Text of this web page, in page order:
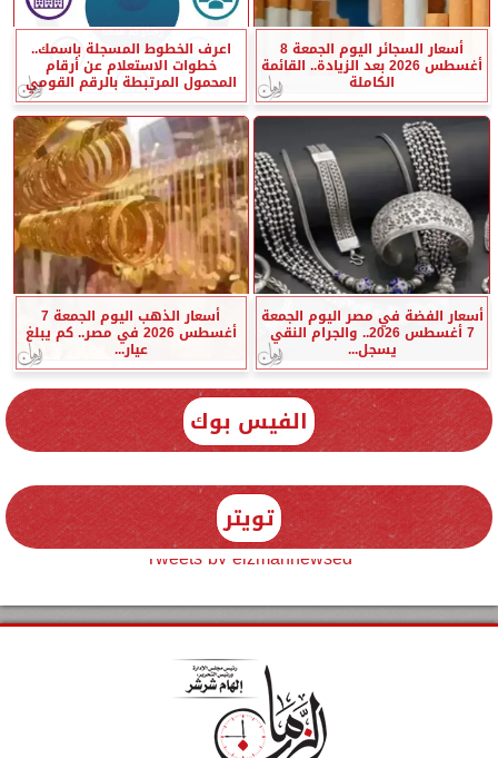
أسعار السجائر اليوم الجمعة 8
أغسطس 2026 بعد الزيادة.. القائمة
الكاملة
اعرف الخطوط المسجلة باسمك..
خطوات الاستعلام عن أرقام
المحمول المرتبطة بالرقم القومي
أسعار الفضة في مصر اليوم الجمعة
7 أغسطس 2026.. والجرام النقي
يسجل...
أسعار الذهب اليوم الجمعة 7
أغسطس 2026 في مصر.. كم يبلغ
عيار...
الفيس بوك
تويتر
Tweets by elzmannewseg